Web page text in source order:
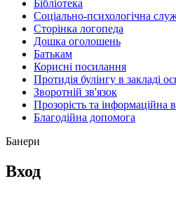
Бібліотека
Соціально-психологічна
Сторінка логопеда
Дошка оголошень
Батькам
Корисні посилання
Протидія булінгу в закладі
Зворотній зв'язок
Прозорість та інформаційна
Благодійна допомога
Банери
Вход